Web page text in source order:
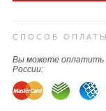
СПОСОБ
Вы можете оплатить
России: